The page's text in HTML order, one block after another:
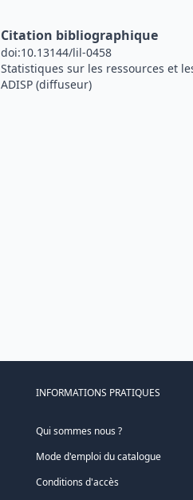
Citation bibliographique
doi:10.13144/lil-0458
Statistiques sur les ressources et
ADISP (diffuseur)
INFORMATIONS PRATIQUES
Qui sommes nous ?
Mode d'emploi du catalogue
Conditions d'accès